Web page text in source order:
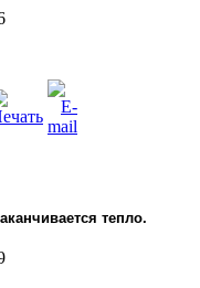
тепло.